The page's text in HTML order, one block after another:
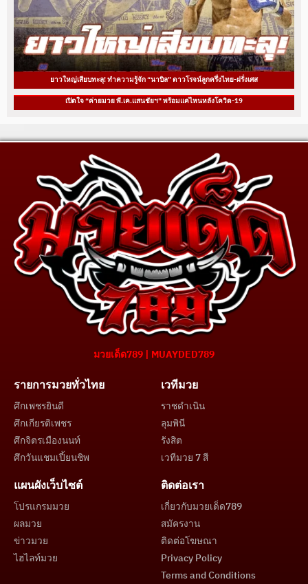
ยาวใหญ่เสียบทะลุ! ทำความรู้จัก “นาบิล” ดาวโรจน์ลูกครึ่งไทย-ฝรั่งเศส
เปิดใจ “ค่ายมวย พี.เค.แสนชัยฯ” พร้อมแค่ไหนหลังโควิด-19
มวยเด็ด789 | MUAYDED789
รายการมวยทั่วไทย
ศึกเพชรยินดี
ศึกเกียรติเพชร
ศึกจิตรเมืองนนท์
ศึกวันแชมเปี้ยนชิพ
เวทีมวย
ราชดำเนิน
ลุมพินี
รังสิต
เวทีมวย 7 สี
แผนผังเว็บไซต์
โปรแกรมมวย
ผลมวย
ข่าวมวย
ไฮไลท์มวย
ติดต่อเรา
เกี่ยวกับมวยเด็ด789
สมัครงาน
ติดต่อโฆษณา
Privacy Policy
Terms and Conditions